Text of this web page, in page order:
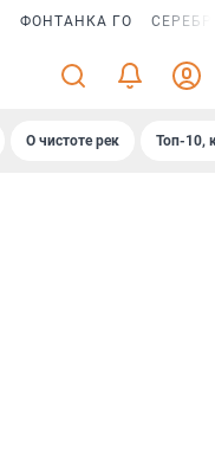
ФОНТАНКА ГО
О чистоте рек Топ-10,